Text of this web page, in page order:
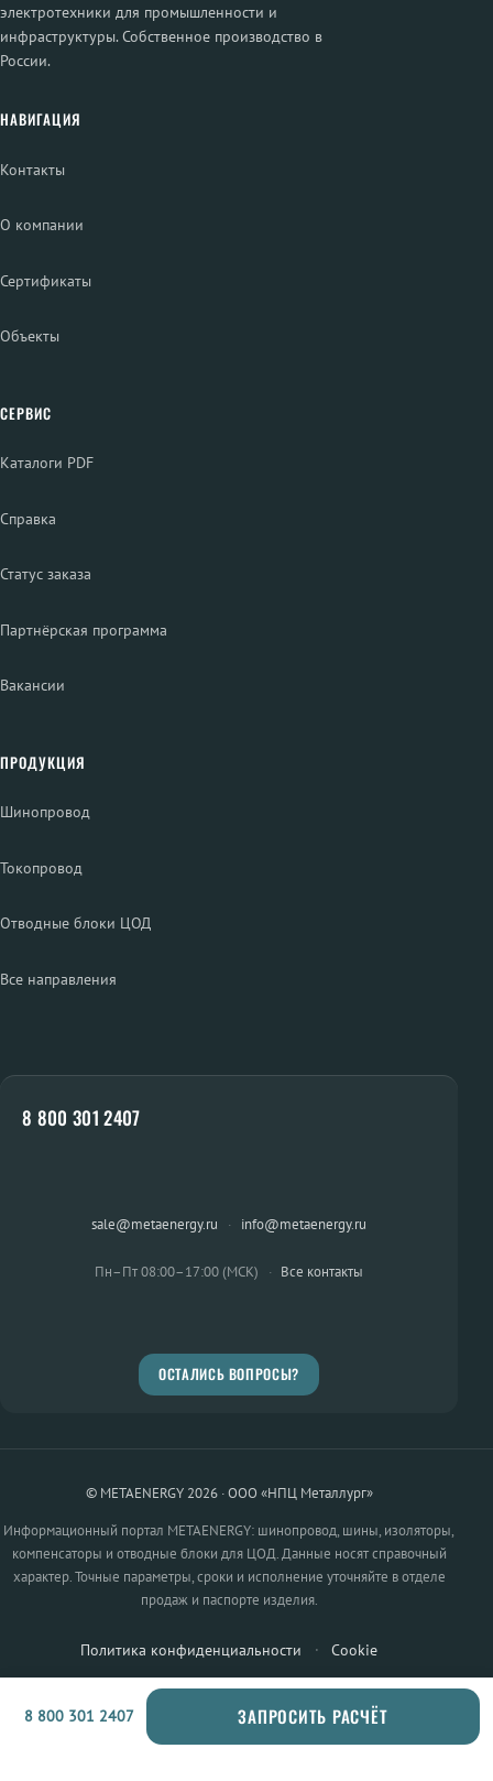
электротехники для промышленности и
инфраструктуры. Собственное производство в
России.
НАВИГАЦИЯ
Контакты
О компании
Сертификаты
Объекты
СЕРВИС
Каталоги PDF
Справка
Статус заказа
Партнёрская программа
Вакансии
ПРОДУКЦИЯ
Шинопровод
Токопровод
Отводные блоки ЦОД
Все направления
8 800 301 2407
sale@metaenergy.ru · info@metaenergy.ru
Пн–Пт 08:00–17:00 (МСК) · Все контакты
ОСТАЛИСЬ ВОПРОСЫ?
© METAENERGY 2026 · ООО «НПЦ Металлург»
Информационный портал METAENERGY: шинопровод, шины, изоляторы,
компенсаторы и отводные блоки для ЦОД. Данные носят справочный
характер. Точные параметры, сроки и исполнение уточняйте в отделе
продаж и паспорте изделия.
Политика конфиденциальности · Cookie
8 800 301 2407 ЗАПРОСИТЬ РАСЧЁТ